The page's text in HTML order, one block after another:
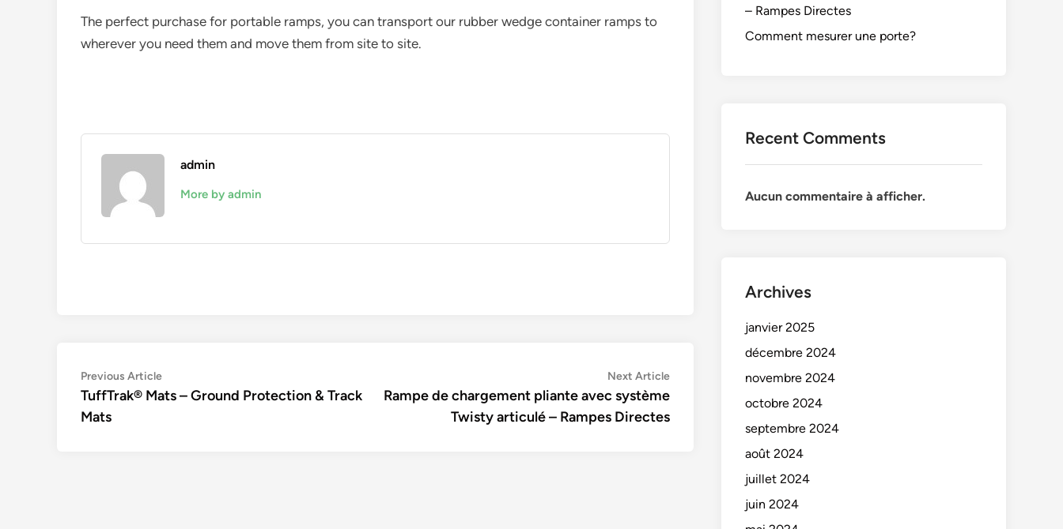
The perfect purchase for portable ramps, you can transport our rubber wedge container ramps to
wherever you need them and move them from site to site.
admin
More by admin
Navigation
de
l’article
Previous ArticlePrevious
article:
TuffTrak® Mats – Ground Protection & Track
Mats
Next ArticleNext
article:
Rampe de chargement pliante avec système
Twisty articulé – Rampes Directes
– Rampes Directes
Comment mesurer une porte?
Recent Comments
Aucun commentaire à afficher.
Archives
janvier 2025
décembre 2024
novembre 2024
octobre 2024
septembre 2024
août 2024
juillet 2024
juin 2024